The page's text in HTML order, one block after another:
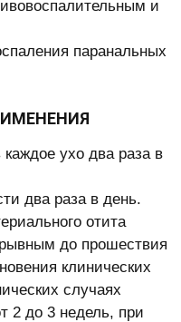
и
паранальных
ухо два раза в
два раза в день.
отита
до прошествия
клинических
случаях
2 до 3 недель, при